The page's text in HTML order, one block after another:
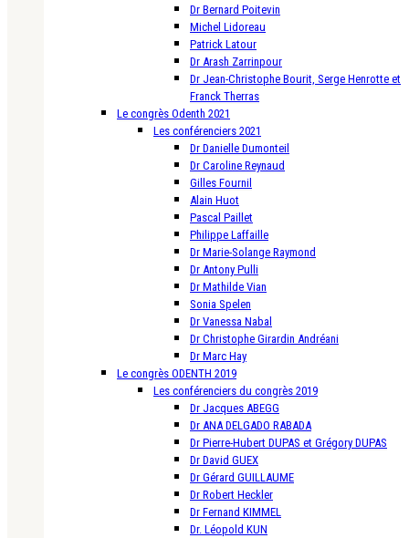
Dr Bernard Poitevin
Michel Lidoreau
Patrick Latour
Dr Arash Zarrinpour
Dr Jean-Christophe Bourit, Serge Henrotte et
Franck Therras
Le congrès Odenth 2021
Les conférenciers 2021
Dr Danielle Dumonteil
Dr Caroline Reynaud
Gilles Fournil
Alain Huot
Pascal Paillet
Philippe Laffaille
Dr Marie-Solange Raymond
Dr Antony Pulli
Dr Mathilde Vian
Sonia Spelen
Dr Vanessa Nabal
Dr Christophe Girardin Andréani
Dr Marc Hay
Le congrès ODENTH 2019
Les conférenciers du congrès 2019
Dr Jacques ABEGG
Dr ANA DELGADO RABADA
Dr Pierre-Hubert DUPAS et Grégory DUPAS
Dr David GUEX
Dr Gérard GUILLAUME
Dr Robert Heckler
Dr Fernand KIMMEL
Dr. Léopold KUN